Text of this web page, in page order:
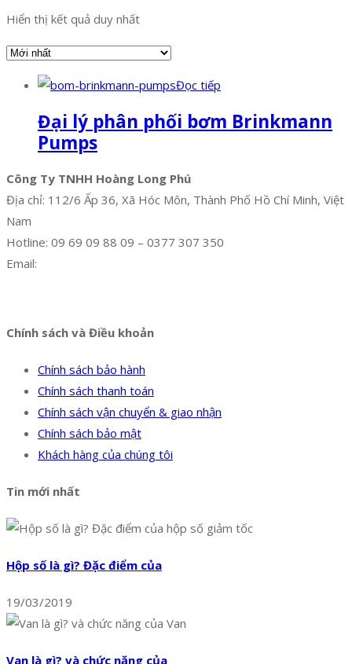
Hiển thị kết quả duy nhất
Đọc tiếp
Đại lý phân phối bơm Brinkmann
Pumps
Công Ty TNHH Hoàng Long Phú
Địa chỉ: 112/6 Ấp 36, Xã Hóc Môn, Thành Phố Hồ Chí Minh, Việt
Nam
Hotline: 09 69 09 88 09 – 0377 307 350
Email:
Chính sách và Điều khoản
Chính sách bảo hành
Chính sách thanh toán
Chính sách vận chuyển & giao nhận
Chính sách bảo mật
Khách hàng của chúng tôi
Tin mới nhất
Hộp số là gì? Đặc điểm của
19/03/2019
Van là gì? và chức năng của